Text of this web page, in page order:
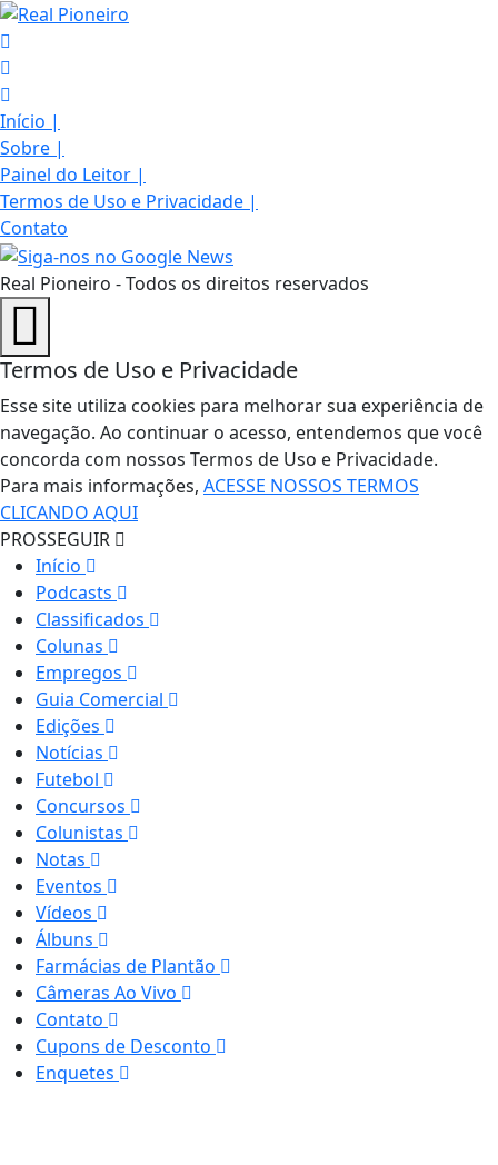
Início |
Sobre |
Painel do Leitor |
Termos de Uso e Privacidade |
Contato
Real Pioneiro - Todos os direitos reservados
Termos de Uso e Privacidade
Esse site utiliza cookies para melhorar sua experiência de
navegação. Ao continuar o acesso, entendemos que você
concorda com nossos Termos de Uso e Privacidade.
Para mais informações, ACESSE NOSSOS TERMOS
CLICANDO AQUI
PROSSEGUIR
Início
Podcasts
Classificados
Colunas
Empregos
Guia Comercial
Edições
Notícias
Futebol
Concursos
Colunistas
Notas
Eventos
Vídeos
Álbuns
Farmácias de Plantão
Câmeras Ao Vivo
Contato
Cupons de Desconto
Enquetes